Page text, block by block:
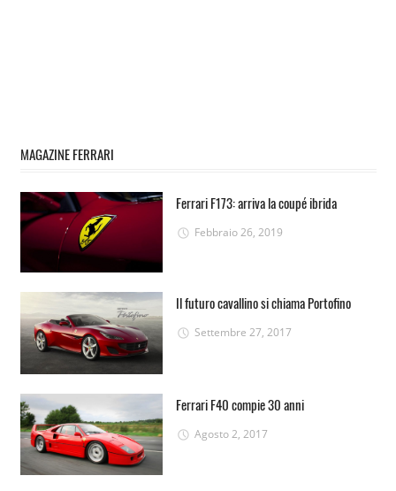
MAGAZINE FERRARI
Ferrari F173: arriva la coupé ibrida
Febbraio 26, 2019
Il futuro cavallino si chiama Portofino
Settembre 27, 2017
Ferrari F40 compie 30 anni
Agosto 2, 2017